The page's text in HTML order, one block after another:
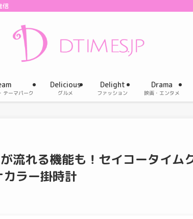
信
テーマパーク
Delicious
グルメ
Delight
ファッション
Drama
映画・エンタメ
流れる機能も！セイコータイム
ラー掛時計